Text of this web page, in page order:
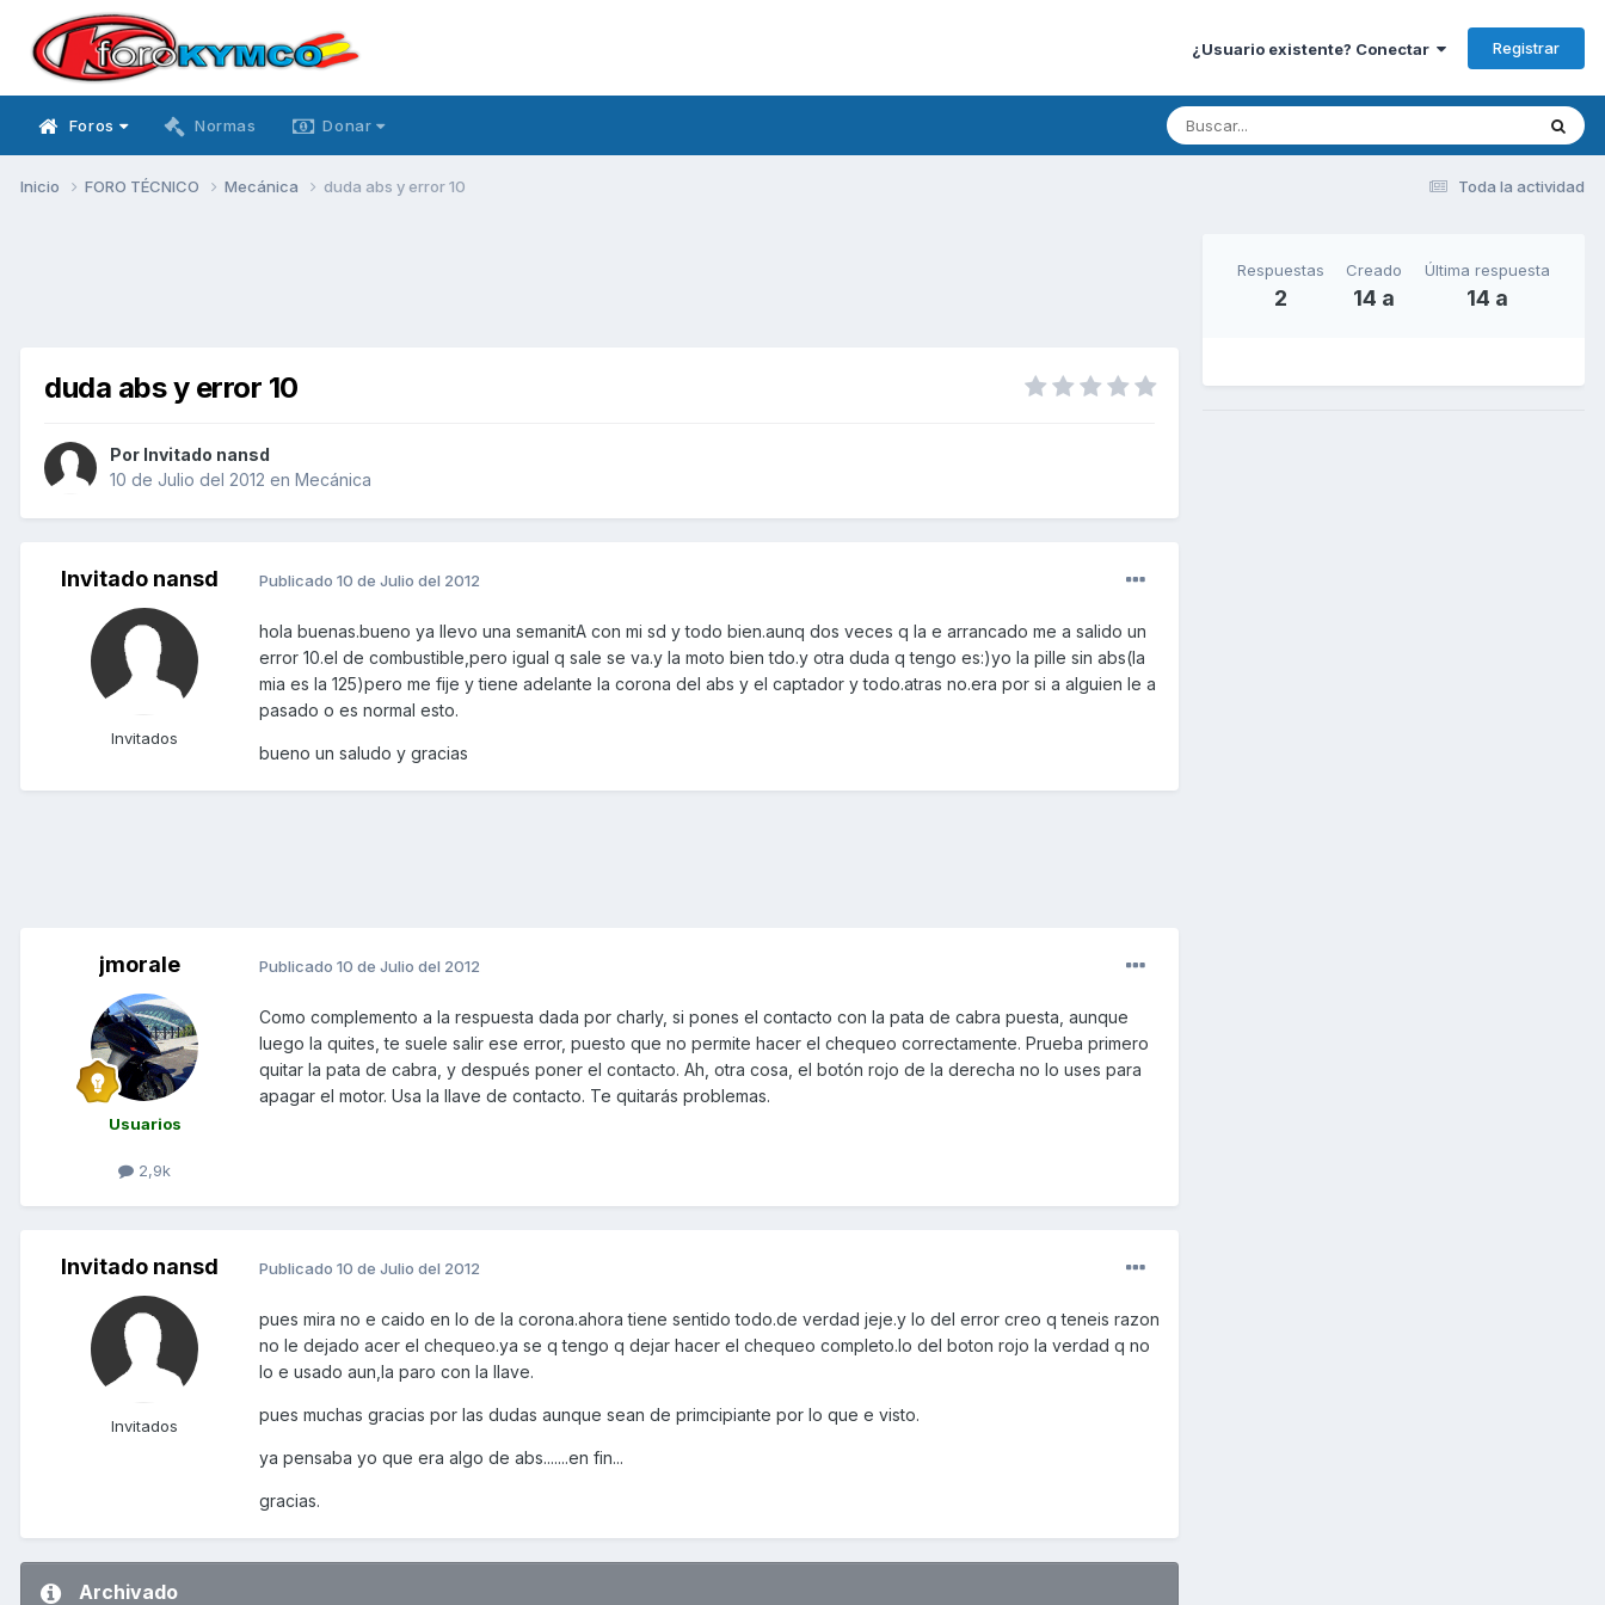
¿Usuario existente? Conectar Registrar
Foros Normas Donar
Toda la actividad
Inicio FORO TÉCNICO Mecánica duda abs y error 10
duda abs y error 10
Por Invitado nansd
10 de Julio del 2012 en Mecánica
Invitado nansd
Invitados
Publicado 10 de Julio del 2012
hola buenas.bueno ya llevo una semanitA con mi sd y todo bien.aunq dos veces q la e arrancado me a salido un
error 10.el de combustible,pero igual q sale se va.y la moto bien tdo.y otra duda q tengo es:)yo la pille sin abs(la
mia es la 125)pero me fije y tiene adelante la corona del abs y el captador y todo.atras no.era por si a alguien le a
pasado o es normal esto.
bueno un saludo y gracias
jmorale
Usuarios
2,9k
Publicado 10 de Julio del 2012
Como complemento a la respuesta dada por charly, si pones el contacto con la pata de cabra puesta, aunque
luego la quites, te suele salir ese error, puesto que no permite hacer el chequeo correctamente. Prueba primero
quitar la pata de cabra, y después poner el contacto. Ah, otra cosa, el botón rojo de la derecha no lo uses para
apagar el motor. Usa la llave de contacto. Te quitarás problemas.
Invitado nansd
Invitados
Publicado 10 de Julio del 2012
pues mira no e caido en lo de la corona.ahora tiene sentido todo.de verdad jeje.y lo del error creo q teneis razon
no le dejado acer el chequeo.ya se q tengo q dejar hacer el chequeo completo.lo del boton rojo la verdad q no
lo e usado aun,la paro con la llave.
pues muchas gracias por las dudas aunque sean de primcipiante por lo que e visto.
ya pensaba yo que era algo de abs.......en fin...
gracias.
Archivado
Respuestas
2
Creado
14 a
Última respuesta
14 a